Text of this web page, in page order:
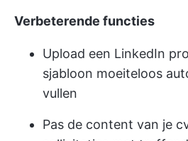
Verbeterende functies
Upload een LinkedIn
sjabloon moeiteloos
vullen
Pas de content van je